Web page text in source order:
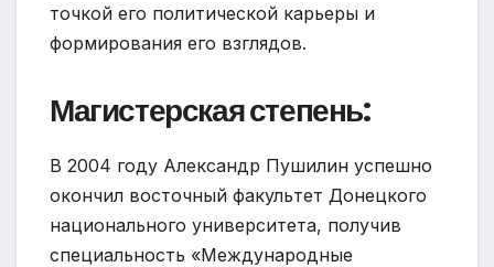
точкой его политической карьеры и
формирования его взглядов.
Магистерская степень:
В 2004 году Александр Пушилин успешно
окончил восточный факультет Донецкого
национального университета, получив
специальность «Международные